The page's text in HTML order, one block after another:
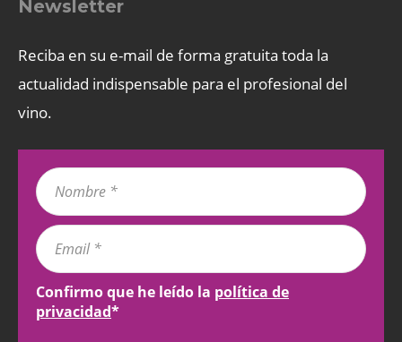
Newsletter
Reciba en su e-mail de forma gratuita toda la
actualidad indispensable para el profesional del
vino.
Confirmo que he leído la política de
privacidad*